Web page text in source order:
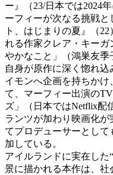
ー』（23/日本では2024
ーフィーが次なる挑戦
ト、はじまりの夏』（
れる作家クレア・キーガ
やかなこと」（鴻巣友季
自身が原作に深く惚れ
イモンへ企画を持ちか
て、マーフィー出演の
ズ」（日本ではNetflix配
ランツが加わり映画化
てプロデューサーとし
加している。
アイルランドに実在した
景に描かれる本作は、社